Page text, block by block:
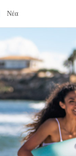
Νέα